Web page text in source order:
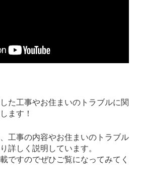
た工事やお住まいのトラブルに関
ます！
工事の内容やお住まいのトラブル
詳しく説明しています。
ですのでぜひご覧になってみてく